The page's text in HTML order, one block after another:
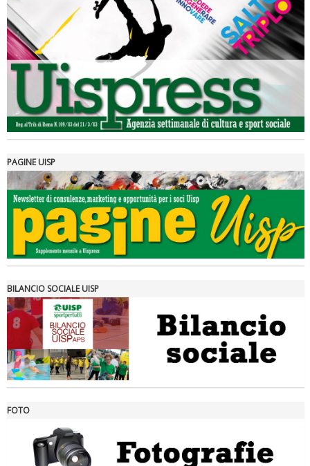
Luglio 2026: "Pensando con i piedi, si possono fare le
rivoluzioni"
Tiziano Pesce a Radio InBlu2000 traccia il bilancio della stagione
Ddl Lobby, Uisp: “Il Parlamento valorizzi le nostre specificità"
PAGINE UISP
BILANCIO SOCIALE UISP
FOTO